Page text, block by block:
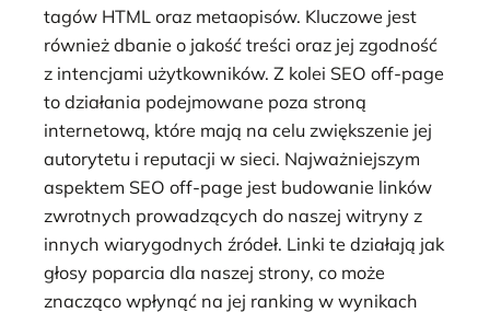
tagów HTML oraz metaopisów. Kluczowe jest
również dbanie o jakość treści oraz jej zgodność
z intencjami użytkowników. Z kolei SEO off-page
to działania podejmowane poza stroną
internetową, które mają na celu zwiększenie jej
autorytetu i reputacji w sieci. Najważniejszym
aspektem SEO off-page jest budowanie linków
zwrotnych prowadzących do naszej witryny z
innych wiarygodnych źródeł. Linki te działają jak
głosy poparcia dla naszej strony, co może
znacząco wpłynąć na jej ranking w wynikach